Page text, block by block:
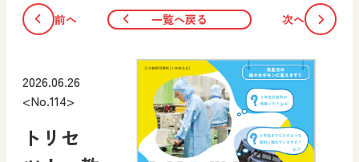
前へ 一覧へ戻る 次へ
2026.06.26
<No.114>
トリセ